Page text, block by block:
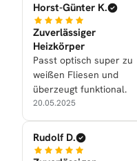
Horst-Günter K.
Zuverlässiger
Heizkörper
Passt optisch super zu
weißen Fliesen und
überzeugt funktional.
20.05.2025
Rudolf D.